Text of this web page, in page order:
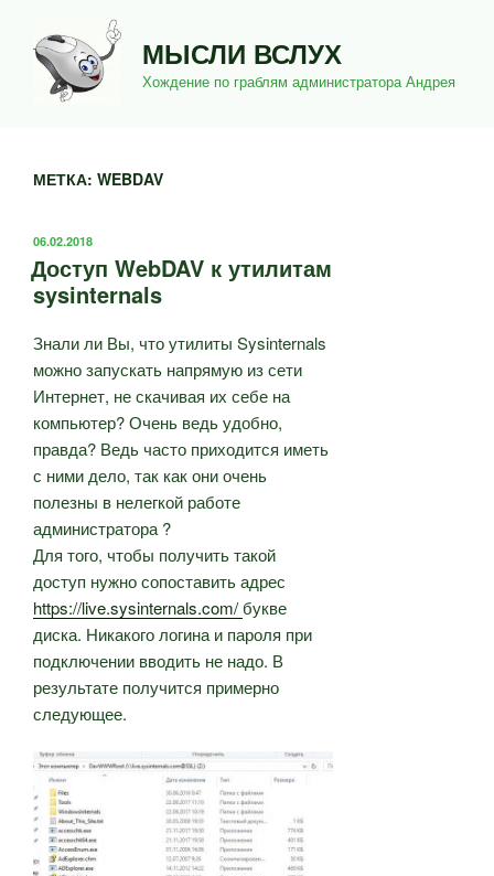
содержимому
МЫСЛИ ВСЛУХ
Хождение по граблям администратора Андрея
МЕТКА: WEBDAV
ОПУБЛИКОВАНО
06.02.2018
Доступ WebDAV к утилитам
sysinternals
Знали ли Вы, что утилиты Sysinternals
можно запускать напрямую из сети
Интернет, не скачивая их себе на
компьютер? Очень ведь удобно,
правда? Ведь часто приходится иметь
с ними дело, так как они очень
полезны в нелегкой работе
администратора ?
Для того, чтобы получить такой
доступ нужно сопоставить адрес
https://live.sysinternals.com/букве
диска. Никакого логина и пароля при
подключении вводить не надо. В
результате получится примерно
следующее.